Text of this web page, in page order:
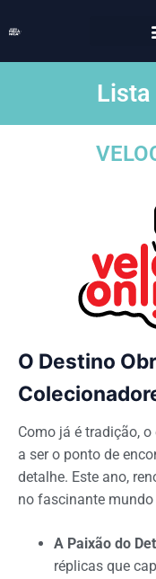
Lista
O Destino
Como já é tradição, o
a ser o ponto de
detalhe. Este ano,
no fascinante
A Paixão do
réplicas que